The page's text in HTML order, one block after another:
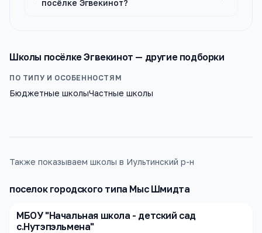
посёлке Эгвекинот?
Школы посёлке Эгвекинот — другие подборки
ПО ТИПУ И ОСОБЕННОСТЯМ
Бюджетные школыЧастные школы
Также показываем школы в Иультинский р-н
поселок городского типа Мыс Шмидта
МБОУ "Начальная школа - детский сад
с.Нутэпэльмена"